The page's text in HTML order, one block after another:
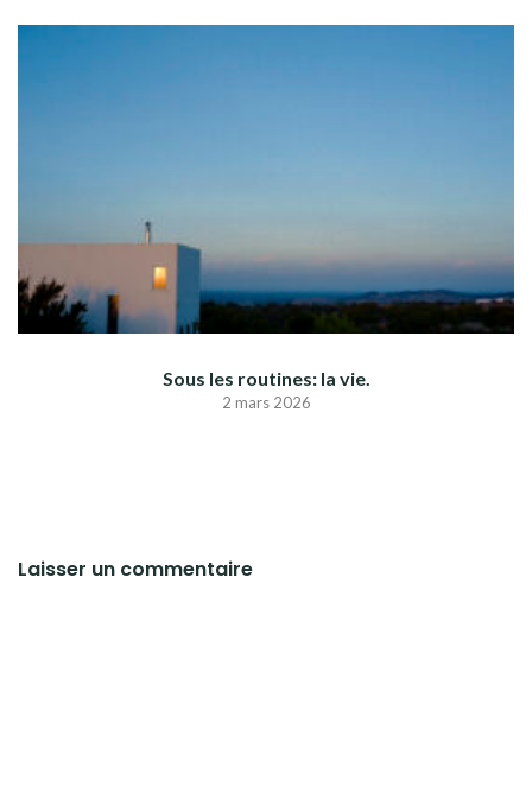
Sous les routines: la vie.
2 mars 2026
Laisser un commentaire